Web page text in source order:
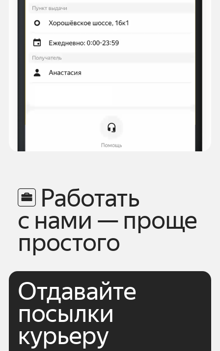
Работать
с нами — проще
простого
Отдавайте
посылки
курьеру